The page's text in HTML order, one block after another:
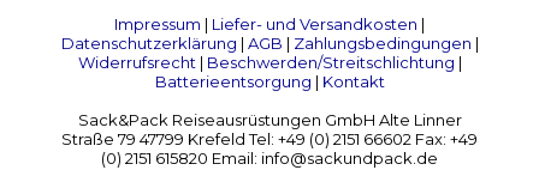
Impressum | Liefer- und Versandkosten |
Datenschutzerklärung | AGB | Zahlungsbedingungen |
Widerrufsrecht| Beschwerden/Streitschlichtung |
Batterieentsorgung | Kontakt
Sack&Pack Reiseausrüstungen GmbH Alte Linner
Straße 79 47799 Krefeld Tel: +49 (0) 2151 66602 Fax: +49
(0) 2151 615820 Email: info@sackundpack.de